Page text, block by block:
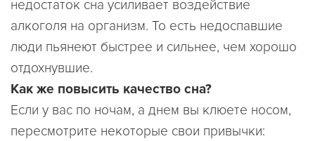
недостаток сна усиливает воздействие
алкоголя на организм. То есть недоспавшие
люди пьянеют быстрее и сильнее, чем хорошо
отдохнувшие.
Как же повысить качество сна?
Если у вас по ночам, а днем вы клюете носом,
пересмотрите некоторые свои привычки: